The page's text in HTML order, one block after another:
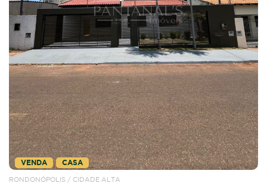
VENDA CASA
RONDONÓPOLIS / CIDADE ALTA